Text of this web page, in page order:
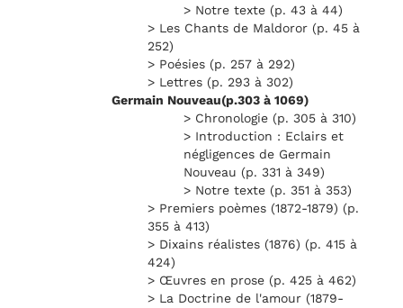
> Notre texte (p. 43 à 44)
> Les Chants de Maldoror (p. 45 à
252)
> Poésies (p. 257 à 292)
> Lettres (p. 293 à 302)
Germain Nouveau(p.303 à 1069)
> Chronologie (p. 305 à 310)
> Introduction : Eclairs et
négligences de Germain
Nouveau (p. 331 à 349)
> Notre texte (p. 351 à 353)
> Premiers poèmes (1872-1879) (p.
355 à 413)
> Dixains réalistes (1876) (p. 415 à
424)
> Œuvres en prose (p. 425 à 462)
> La Doctrine de l'amour (1879-